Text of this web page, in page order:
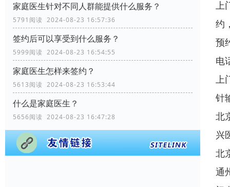
家庭医生针对不同人群能提供什么服务？
5791阅读 2024-08-23 16:57:36
签约后可以享受到什么服务？
5999阅读 2024-08-23 16:54:55
家庭医生怎样来签约？
5613阅读 2024-08-23 16:53:44
什么是家庭医生？
5656阅读 2024-08-23 16:47:28
上
约
预
电
上
针
北
兴
北
通